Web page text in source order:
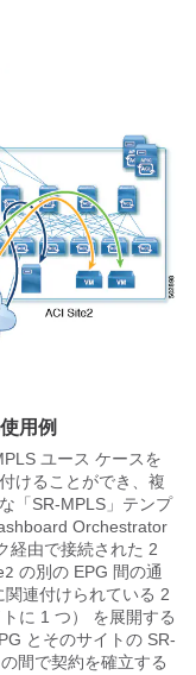
用例
ユース ケースを
けることができ、複
「SR-MPLS」テンプ
Orchestrator
経由で接続された 2
の別の EPG 間の通
連付けられている 2
に 1 つ） を展開する
とそのサイトの SR-
間で契約を確立する